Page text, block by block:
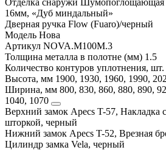
16мм, «Дуб миндальный»
Дверная ручка Flow (Fuaro)/черный
Модель Нова
Артикул NOVA.M100M.3
Толщина металла в полотне (мм) 1.5
Количество контуров уплотнения, шт.
Высота, мм 1900, 1930, 1960, 1990,
Ширина, мм 800, 830, 860, 880, 890,
1040, 1070
Верхний замок Apecs T-57, Накладка
шторкой, черный
Нижний замок Apecs T-52, Врезная
Цилиндр замка Vela, черный